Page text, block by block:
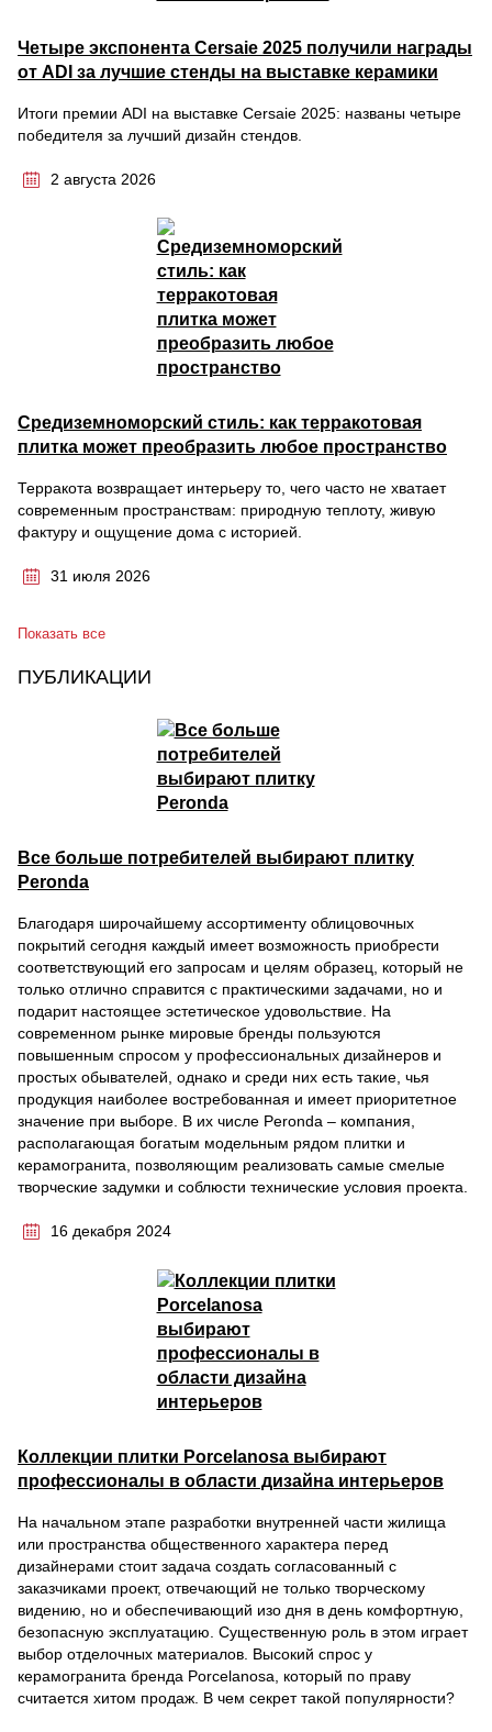
Четыре экспонента Cersaie 2025 получили награды
от ADI за лучшие стенды на выставке керамики
Итоги премии ADI на выставке Cersaie 2025: названы четыре
победителя за лучший дизайн стендов.
2 августа 2026
Средиземноморский стиль: как терракотовая
плитка может преобразить любое пространство
Терракота возвращает интерьеру то, чего часто не хватает
современным пространствам: природную теплоту, живую
фактуру и ощущение дома с историей.
31 июля 2026
Показать все
ПУБЛИКАЦИИ
Все больше потребителей выбирают плитку
Peronda
Благодаря широчайшему ассортименту облицовочных
покрытий сегодня каждый имеет возможность приобрести
соответствующий его запросам и целям образец, который не
только отлично справится с практическими задачами, но и
подарит настоящее эстетическое удовольствие. На
современном рынке мировые бренды пользуются
повышенным спросом у профессиональных дизайнеров и
простых обывателей, однако и среди них есть такие, чья
продукция наиболее востребованная и имеет приоритетное
значение при выборе. В их числе Peronda – компания,
располагающая богатым модельным рядом плитки и
керамогранита, позволяющим реализовать самые смелые
творческие задумки и соблюсти технические условия проекта.
16 декабря 2024
Коллекции плитки Porcelanosa выбирают
профессионалы в области дизайна интерьеров
На начальном этапе разработки внутренней части жилища
или пространства общественного характера перед
дизайнерами стоит задача создать согласованный с
заказчиками проект, отвечающий не только творческому
видению, но и обеспечивающий изо дня в день комфортную,
безопасную эксплуатацию. Существенную роль в этом играет
выбор отделочных материалов. Высокий спрос у
керамогранита бренда Porcelanosa, который по праву
считается хитом продаж. В чем секрет такой популярности?